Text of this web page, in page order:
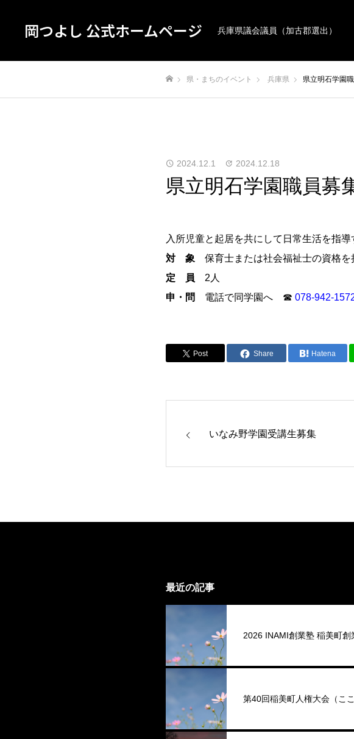
岡つよし 公式ホームページ 兵庫県議会議員（加古郡選出）
県・まちのイベント 兵庫県 県立明石学園
2024.12.1 2024.12.18
県立明石学園職員募
入所児童と起居を共にして日常生活を指
対 象 保育士または社会福祉士の資格を
定 員 2人
申・問
電話で同学園へ ☎ 078-942-
Post Share Hatena
いなみ野学園受講生募集
最近の記事
2026 INAMI創業塾 稲美町創
第40回稲美町人権大会（こ